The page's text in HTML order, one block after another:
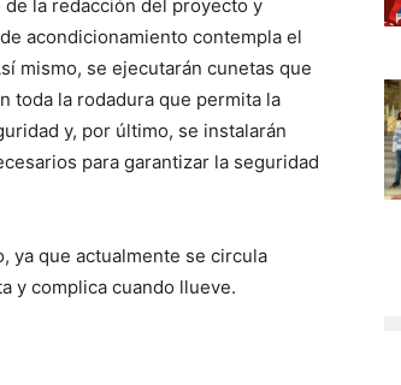
de la redacción del proyecto y
acondicionamiento contempla el
mismo, se ejecutarán cunetas que
toda la rodadura que permita la
y, por último, se instalarán
para garantizar la seguridad
ya que actualmente se circula
y complica cuando llueve.